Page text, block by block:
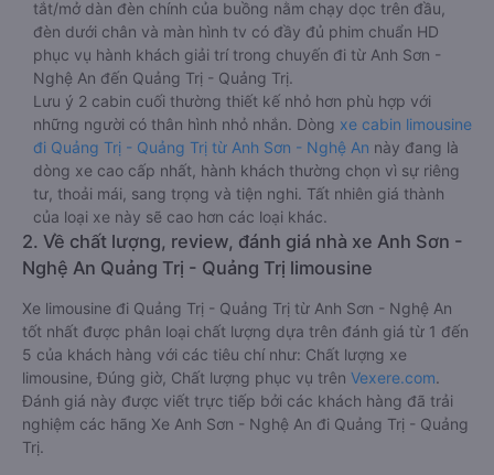
tắt/mở dàn đèn chính của buồng nằm chạy dọc trên đầu,
đèn dưới chân và màn hình tv có đầy đủ phim chuẩn HD
phục vụ hành khách giải trí trong chuyến đi từ Anh Sơn -
Nghệ An đến Quảng Trị - Quảng Trị.
Lưu ý 2 cabin cuối thường thiết kế nhỏ hơn phù hợp với
những người có thân hình nhỏ nhắn. Dòng xe cabin limousine
đi Quảng Trị - Quảng Trị từ Anh Sơn - Nghệ An này đang là
dòng xe cao cấp nhất, hành khách thường chọn vì sự riêng
tư, thoải mái, sang trọng và tiện nghi. Tất nhiên giá thành
của loại xe này sẽ cao hơn các loại khác.
2. Về chất lượng, review, đánh giá nhà xe Anh Sơn -
Nghệ An Quảng Trị - Quảng Trị limousine
Xe limousine đi Quảng Trị - Quảng Trị từ Anh Sơn - Nghệ An
tốt nhất được phân loại chất lượng dựa trên đánh giá từ 1 đến
5 của khách hàng với các tiêu chí như: Chất lượng xe
limousine, Đúng giờ, Chất lượng phục vụ trên Vexere.com.
Đánh giá này được viết trực tiếp bởi các khách hàng đã trải
nghiệm các hãng Xe Anh Sơn - Nghệ An đi Quảng Trị - Quảng
Trị.